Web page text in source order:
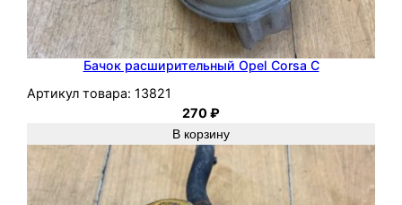
Бачок расширительный Opel Corsa C
Артикул товара: 13821
270₽
В корзину